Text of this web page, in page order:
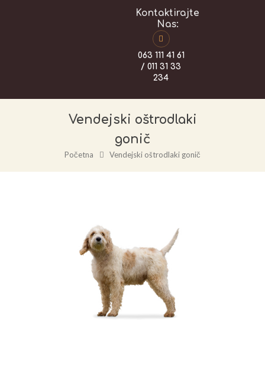
Kontaktirajte
Nas:
063 111 41 61
/ 011 31 33
234
Vendejski oštrodlaki
gonič
Početna Vendejski oštrodlaki gonič